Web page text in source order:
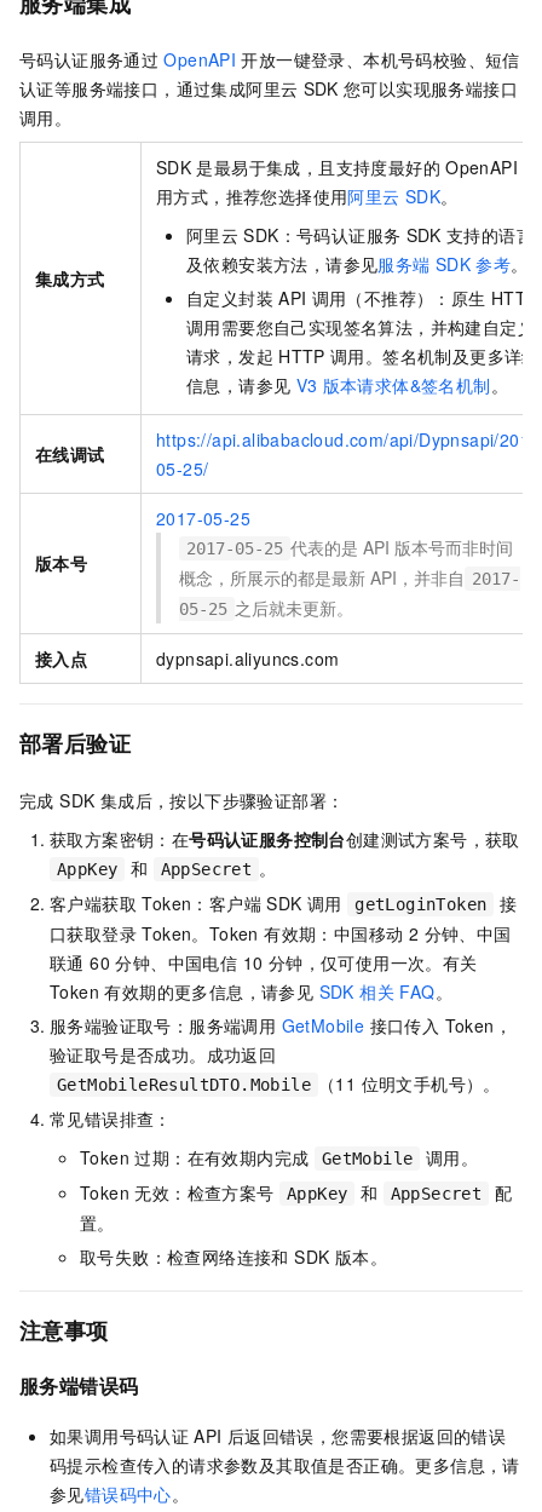
号码认证服务通过 OpenAPI 开放一键登录、本机号码校验、短信
认证等服务端接口，通过集成阿里云 SDK 您可以实现服务端接口
调用。
集成方式
SDK 是最易于集成，且支持度最好的 OpenAPI
用方式，推荐您选择使用阿里云 SDK。
阿里云 SDK： 号码认证服务 SDK 支持的语言
及依赖安装方法，请参见服务端 SDK 参考。
自定义封装 API 调用（不推荐）：原生 HTTP
调用需要您自己实现签名算法，并构建自定义
请求，发起 HTTP 调用。签名机制及更多详细
信息，请参见 V3 版本请求体&签名机制。
在线调试
https://api.alibabacloud.com/api/Dypnsapi/
05-25/
版本号
2017-05-25
2017-05-25 代表的是 API 版本号而非时间
概念，所展示的都是最新 API，并非自 2017-
05-25 之后就未更新。
接入点 dypnsapi.aliyuncs.com
部署后验证
完成 SDK 集成后，按以下步骤验证部署：
获取方案密钥：在号码认证服务控制台创建测试方案号，获取
AppKey 和 AppSecret 。
客户端获取 Token：客户端 SDK 调用
getLoginToken
接
口获取登录 Token。Token 有效期：中国移动 2 分钟、中国
联通 60 分钟、中国电信 10 分钟，仅可使用一次。有关
Token 有效期的更多信息，请参见 SDK 相关 FAQ。
服务端验证取号：服务端调用 GetMobile 接口传入 Token，
验证取号是否成功。成功返回
GetMobileResultDTO.Mobile
（11 位明文手机号）。
常见错误排查：
Token 过期：在有效期内完成
GetMobile
调用。
Token 无效：检查方案号
AppKey 和 AppSecret
配
置。
取号失败：检查网络连接和 SDK 版本。
注意事项
服务端错误码
如果调用号码认证 API 后返回错误，您需要根据返回的错误
码提示检查传入的请求参数及其取值是否正确。更多信息，请
参见错误码中心。